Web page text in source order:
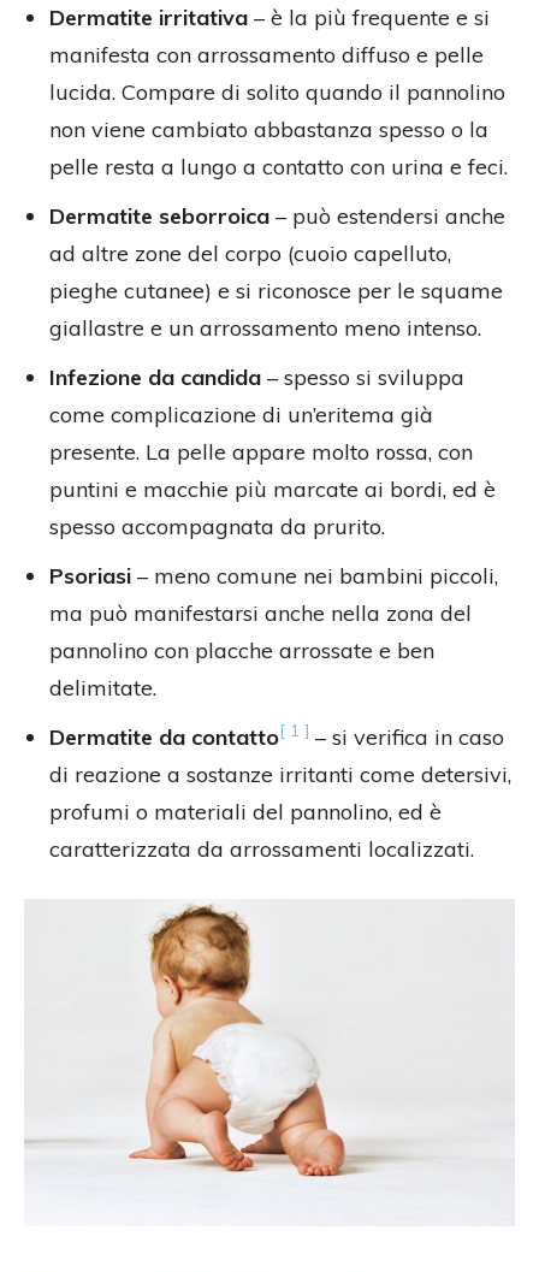
Dermatite irritativa – è la più frequente e si
manifesta con arrossamento diffuso e pelle
lucida. Compare di solito quando il pannolino
non viene cambiato abbastanza spesso o la
pelle resta a lungo a contatto con urina e feci.
Dermatite seborroica – può estendersi anche
ad altre zone del corpo (cuoio capelluto,
pieghe cutanee) e si riconosce per le squame
giallastre e un arrossamento meno intenso.
Infezione da candida – spesso si sviluppa
come complicazione di un’eritema già
presente. La pelle appare molto rossa, con
puntini e macchie più marcate ai bordi, ed è
spesso accompagnata da prurito.
Psoriasi – meno comune nei bambini piccoli,
ma può manifestarsi anche nella zona del
pannolino con placche arrossate e ben
delimitate.
Dermatite da contatto[ 1 ] – si verifica in caso
di reazione a sostanze irritanti come detersivi,
profumi o materiali del pannolino, ed è
caratterizzata da arrossamenti localizzati.